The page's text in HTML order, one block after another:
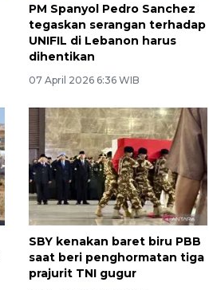
PM Spanyol Pedro Sanchez
tegaskan serangan terhadap
UNIFIL di Lebanon harus
dihentikan
07 April 2026 6:36 WIB
SBY kenakan baret biru PBB
saat beri penghormatan tiga
prajurit TNI gugur